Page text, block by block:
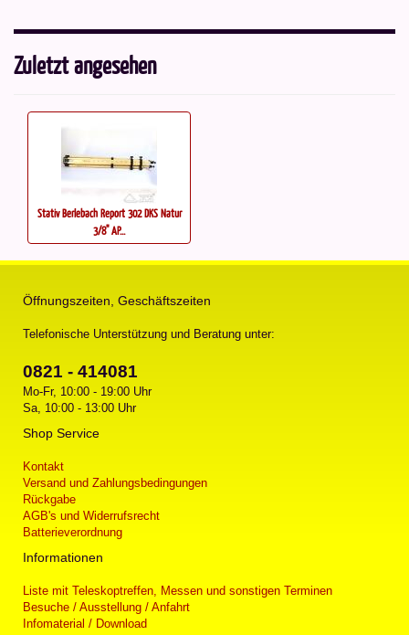
Zuletzt angesehen
Stativ Berlebach Report 302 DKS Natur
3/8" AP...
Öffnungszeiten, Geschäftszeiten
Telefonische Unterstützung und Beratung unter:
0821 - 414081
Mo-Fr, 10:00 - 19:00 Uhr
Sa, 10:00 - 13:00 Uhr
Shop Service
Kontakt
Versand und Zahlungsbedingungen
Rückgabe
AGB's und Widerrufsrecht
Batterieverordnung
Informationen
Liste mit Teleskoptreffen, Messen und sonstigen Terminen
Besuche / Ausstellung / Anfahrt
Infomaterial / Download